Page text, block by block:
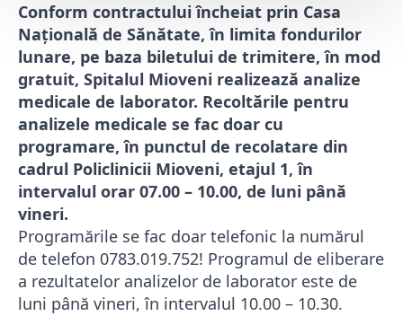
Conform contractului încheiat prin Casa
Națională de Sănătate, în limita fondurilor
lunare, pe baza biletului de trimitere, în mod
gratuit, Spitalul Mioveni realizează analize
medicale de laborator. Recoltările pentru
analizele medicale se fac doar cu
programare, în punctul de recolatare din
cadrul Policlinicii Mioveni, etajul 1, în
intervalul orar 07.00 – 10.00, de luni până
vineri.
Programările se fac doar telefonic la numărul
de telefon 0783.019.752! Programul de eliberare
a rezultatelor analizelor de laborator este de
luni până vineri, în intervalul 10.00 – 10.30.